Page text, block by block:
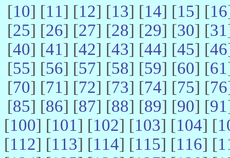
[10] [11] [12] [13] [14] [15] [16
[25] [26] [27] [28] [29] [30] [31
[40] [41] [42] [43] [44] [45] [46
[55] [56] [57] [58] [59] [60] [61
[70] [71] [72] [73] [74] [75] [76
[85] [86] [87] [88] [89] [90] [91
[100] [101] [102] [103] [104] [
[112] [113] [114] [115] [116] [